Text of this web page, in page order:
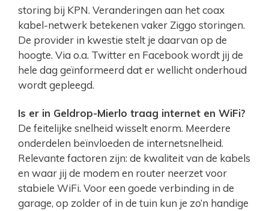
storing bij KPN. Veranderingen aan het coax
kabel-netwerk betekenen vaker Ziggo storingen.
De provider in kwestie stelt je daarvan op de
hoogte. Via o.a. Twitter en Facebook wordt jij de
hele dag geïnformeerd dat er wellicht onderhoud
wordt gepleegd.
Is er in Geldrop-Mierlo traag internet en WiFi?
De feitelijke snelheid wisselt enorm. Meerdere
onderdelen beïnvloeden de internetsnelheid.
Relevante factoren zijn: de kwaliteit van de kabels
en waar jij de modem en router neerzet voor
stabiele WiFi. Voor een goede verbinding in de
garage, op zolder of in de tuin kun je zo’n handige